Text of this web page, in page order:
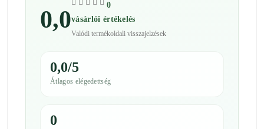
0,0
0
vásárlói értékelés
Valódi termékoldali visszajelzések
0,0/5
Átlagos elégedettség
0